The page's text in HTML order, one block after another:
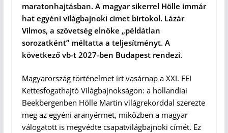
maratonhajtásban. A magyar sikerrel Hölle immár
hat egyéni világbajnoki címet birtokol. Lázár
Vilmos, a szövetség elnöke „példátlan
sorozatként” méltatta a teljesítményt. A
következő vb-t 2027-ben Budapest rendezi.
Magyarország történelmet írt vasárnap a XXI. FEI
Kettesfogathajtó Világbajnokságon: a hollandiai
Beekbergenben Hölle Martin világrekorddal szerezte
meg az egyéni aranyérmet, miközben a magyar
válogatott is megvédte csapatvilágbajnoki címét. Ez